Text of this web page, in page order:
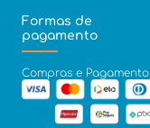
Formas de
pagamento
Compras e Pagamento